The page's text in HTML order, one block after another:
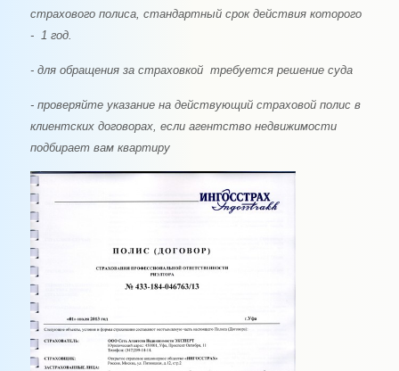
страхового полиса, стандартный срок действия которого
- 1 год.
- для обращения за страховкой требуется решение суда
- проверяйте указание на действующий страховой полис в
клиентских договорах, если агентство недвижимости
подбирает вам квартиру